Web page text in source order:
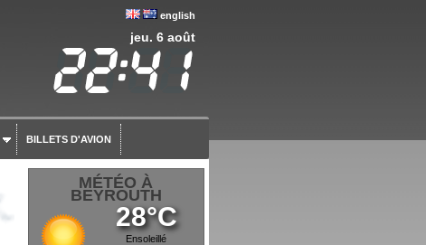
english
jeu. 6 août
BILLETS D'AVION
MÉTÉO À
BEYROUTH
28°C
Ensoleillé